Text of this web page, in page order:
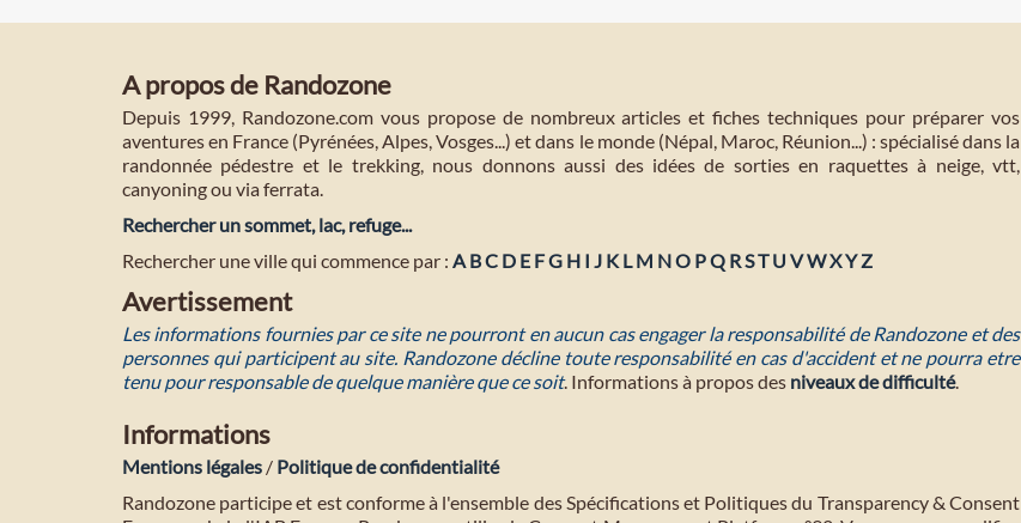
A propos de Randozone
Depuis 1999, Randozone.com vous propose de nombreux articles et fiches techniques pour préparer vos
aventures en France (Pyrénées, Alpes, Vosges...) et dans le monde (Népal, Maroc, Réunion...) : spécialisé dans la
randonnée pédestre et le trekking, nous donnons aussi des idées de sorties en raquettes à neige, vtt,
canyoning ou via ferrata.
Rechercher un sommet, lac, refuge...
Rechercher une ville qui commence par : A BC D E FG H I J K L M NO PQ R ST U VWXY Z
Avertissement
Les informations fournies par ce site ne pourront en aucun cas engager la responsabilité de Randozone et des
personnes qui participent au site. Randozone décline toute responsabilité en cas d'accident et ne pourra etre
tenu pour responsable de quelque manière que ce soit. Informations à propos des niveaux de difficulté.
Informations
Mentions légales / Politique de confidentialité
Randozone participe et est conforme à l'ensemble des Spécifications et Politiques du Transparency & Consent